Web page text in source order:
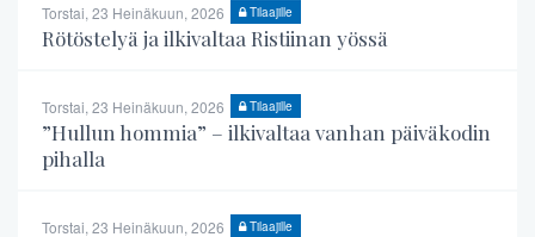
Torstai, 23 Heinäkuun, 2026 Tilaajille
Rötöstelyä ja ilkivaltaa Ristiinan yössä
Torstai, 23 Heinäkuun, 2026 Tilaajille
”Hullun hommia” – ilkivaltaa vanhan päiväkodin
pihalla
Torstai, 23 Heinäkuun, 2026 Tilaajille